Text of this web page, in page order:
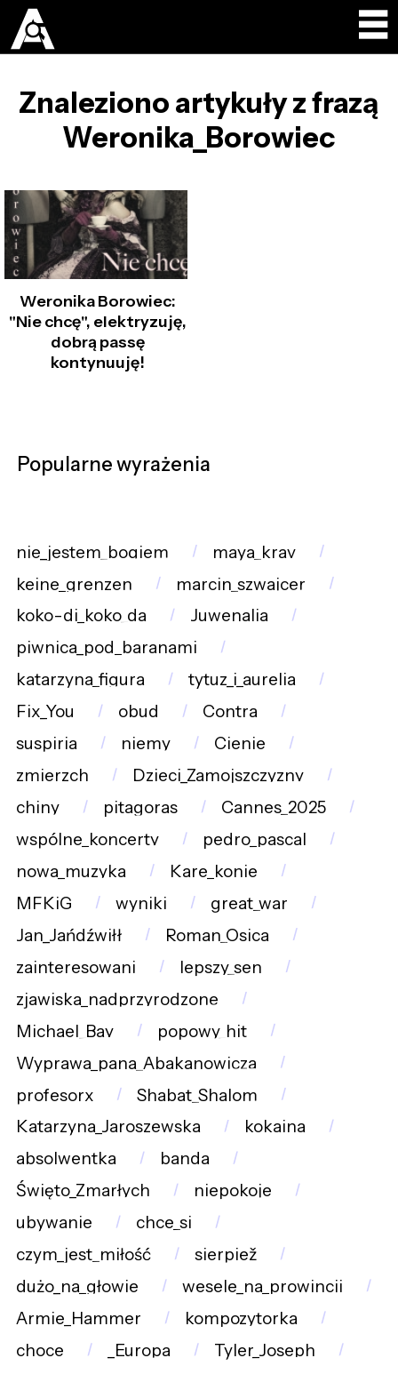
Znaleziono artykuły z frazą
Weronika_Borowiec
Weronika Borowiec:
"Nie chcę", elektryzuję,
dobrą passę
kontynuuję!
Popularne wyrażenia
nie_jestem_bogiem
maya_krav
keine_grenzen
marcin_szwajcer
koko-di_koko_da
Juwenalia
piwnica_pod_baranami
katarzyna_figura
tytuz_i_aurelia
Fix_You
obud
Contra
suspiria
niemy
Cienie
zmierzch
Dzieci_Zamojszczyzny
chiny
pitagoras
Cannes_2025
wspólne_koncerty
pedro_pascal
nowa_muzyka
Kare_konie
MFKiG
wyniki
great_war
Jan_Jańdźwiłł
Roman_Osica
zainteresowani
lepszy_sen
zjawiska_nadprzyrodzone
Michael_Bay
popowy_hit
Wyprawa_pana_Abakanowicza
profesorx
Shabat_Shalom
Katarzyna_Jaroszewska
kokaina
absolwentka
banda
Święto_Zmarłych
niepokoje
ubywanie
chce_si
czym_jest_miłość
sierpiež
dużo_na_głowie
wesele_na_prowincji
Armie_Hammer
kompozytorka
choce
_Europa
Tyler_Joseph